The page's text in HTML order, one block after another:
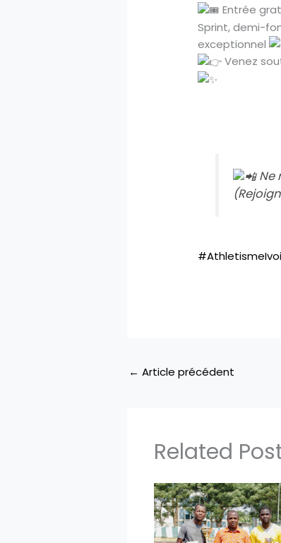
Entrée
Sprint, demi-
exceptionnel
Venez
Ne
← Article précédent
Related